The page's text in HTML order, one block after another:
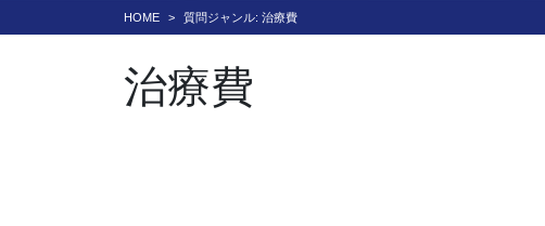
HOME 質問ジャンル: 治療費
治療費